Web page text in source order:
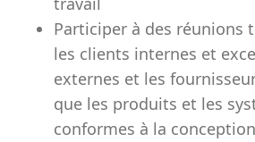
Participer à des réunions
les clients internes et
externes et les
que les produits et les
conformes à la